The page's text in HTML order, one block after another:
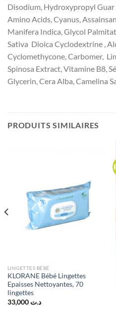
Disodium, Hydroxypropyl
Amino Acids, Cyanus,
Manifera Indica, Glycol
Sativa Dioica Cyclodextrine ,
Cyclomethycone, Carbomer,
Spinosa Extract, Vitamine B8,
Glycerin, Cera Alba, Camelina
PRODUITS SIMILAIRES
LINGETTES BÉBÉ
KLORANE Bébé Lingettes
Epaisses Nettoyantes, 70
lingettes
د.ت 33,000